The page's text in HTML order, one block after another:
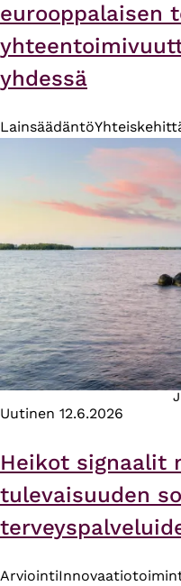
eurooppalaisen
yhdessä
Lainsäädäntö
Uutinen 12.6.2026
Heikot signaalit
tulevaisuuden
Arviointi